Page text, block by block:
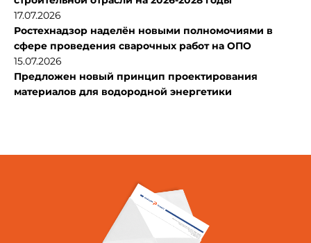
17.07.2026
Ростехнадзор наделён новыми полномочиями в
сфере проведения сварочных работ на ОПО
15.07.2026
Предложен новый принцип проектирования
материалов для водородной энергетики